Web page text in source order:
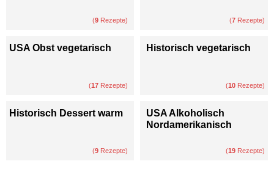
(9 Rezepte) (7 Rezepte)
USA Obst vegetarisch
(17 Rezepte)
Historisch vegetarisch
(10 Rezepte)
Historisch Dessert warm
(9 Rezepte)
USA Alkoholisch
Nordamerikanisch
(19 Rezepte)